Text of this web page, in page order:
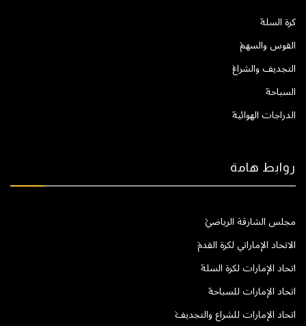
كرة السلة
القوس والسهم
التجديف والشراع
السباحة
الدراجات الهوائية
روابط هامة
مجلس الشارقة الرياضي
الاتحاد الإماراتي لكرة القدم
اتحاد الإمارات لكرة السلة
اتحاد الإمارات للسباحة
اتحاد الإمارات للشراع والتجديف